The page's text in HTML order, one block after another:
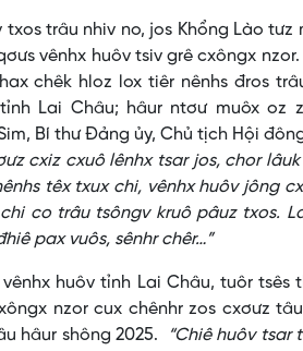
trâu nhiv no, jos Khổng Lào tưz
vênhx huôv tsiv grê cxôngx
chêk hloz lox tiêr nênhs đros
Lai Châu; hâur ntơư muôx oz
Bí thư Đảng ủy, Chủ tịch Hội
cxiz cxuô lênhx tsar jos, chor
têx txux chi, vênhx huôv jông
co trâu tsôngv kruô pâuz txos.
pax vuôs, sênhr chêr…”
huôv tỉnh Lai Châu, tuôr tsês
nzor cux chênhr zos cxơưz
hâur shông 2025.
“Chiê huôv tsar